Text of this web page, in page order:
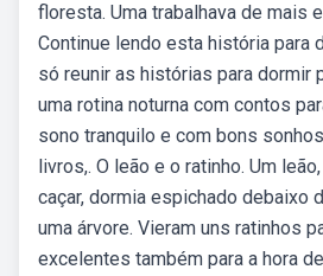
floresta. Uma trabalhava de mais
Continue lendo esta história para
só reunir as histórias para dormir
uma rotina noturna com contos
sono tranquilo e com bons
livros,. O leão e o ratinho. Um
caçar, dormia espichado debaixo
uma árvore. Vieram uns ratinhos
excelentes também para a hora